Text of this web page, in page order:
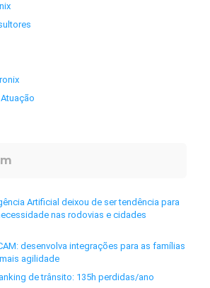
Artificial deixou de ser tendência para
nas rodovias e cidades
desenvolva integrações para as famílias
agilidade
de trânsito: 135h perdidas/ano